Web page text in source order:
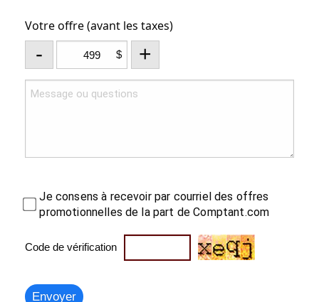
Votre offre (avant les taxes)
- $ +
Je consens à recevoir par courriel des offres
promotionnelles de la part de Comptant.com
Code de vérification